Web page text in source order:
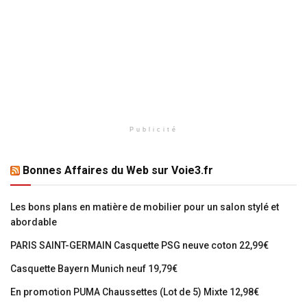
Publicité
Bonnes Affaires du Web sur Voie3.fr
Les bons plans en matière de mobilier pour un salon stylé et
abordable
PARIS SAINT-GERMAIN Casquette PSG neuve coton 22,99€
Casquette Bayern Munich neuf 19,79€
En promotion PUMA Chaussettes (Lot de 5) Mixte 12,98€